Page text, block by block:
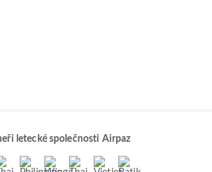
letecké společnosti Airpaz